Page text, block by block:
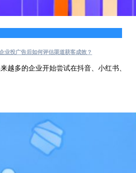
业投广告后如何评估渠道获客成效？
越多的企业开始尝试在抖音、小红书、